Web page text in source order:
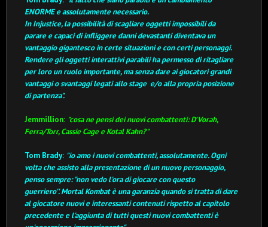
ENORME e assolutamente necessario.
In Injustice, la possibilità di scagliare oggetti impossibili da
parare e capaci di infliggere danni devastanti diventava un
vantaggio gigantesco in certe situazioni e con certi personaggi.
Rendere gli oggetti interattivi parabili ha permesso di ritagliare
per loro un ruolo importante, ma senza dare ai giocatori grandi
vantaggi o svantaggi legati allo stage e/o alla propria posizione
di partenza".
Jemmillion: "cosa ne pensi dei nuovi combattenti: D’Vorah,
Ferra/Torr, Cassie Cage e Kotal Kahn?"
Tom Brady: "io amo i nuovi combattenti, assolutamente.Ogni
volta che assisto alla presentazione di un nuovo personaggio,
penso sempre: "non vedo l'ora di giocare con questo
guerriero''.Mortal Kombat è una garanzia quando si tratta di dare
al giocatore nuovi e interessanti contenuti rispetto al capitolo
precedente e l'aggiunta di tutti questi nuovi combattenti è